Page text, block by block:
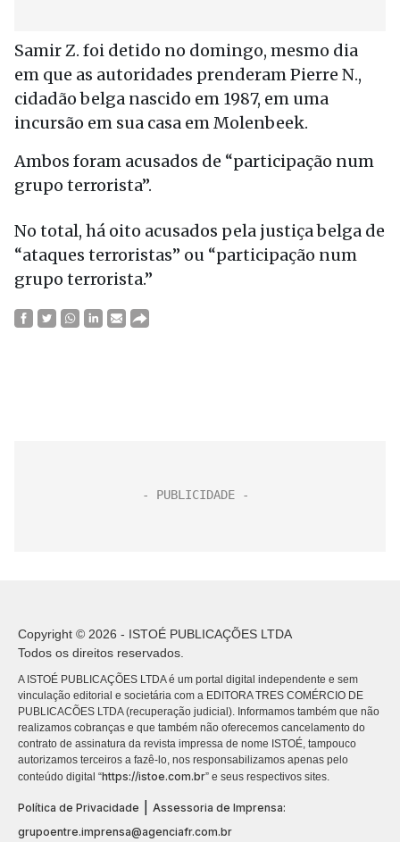
Samir Z. foi detido no domingo, mesmo dia
em que as autoridades prenderam Pierre N.,
cidadão belga nascido em 1987, em uma
incursão em sua casa em Molenbeek.
Ambos foram acusados de “participação num
grupo terrorista”.
No total, há oito acusados pela justiça belga de
“ataques terroristas” ou “participação num
grupo terrorista.”
Copyright © 2026 - ISTOÉ PUBLICAÇÕES LTDA
Todos os direitos reservados.
A ISTOÉ PUBLICAÇÕES LTDA é um portal digital independente e sem
vinculação editorial e societária com a EDITORA TRES COMÉRCIO DE
PUBLICACÕES LTDA (recuperação judicial). Informamos também que não
realizamos cobranças e que também não oferecemos cancelamento do
contrato de assinatura da revista impressa de nome ISTOÉ, tampouco
autorizamos terceiros a fazê-lo, nos responsabilizamos apenas pelo
conteúdo digital “https://istoe.com.br” e seus respectivos sites.
Política de Privacidade
Assessoria de Imprensa:
grupoentre.imprensa@agenciafr.com.br